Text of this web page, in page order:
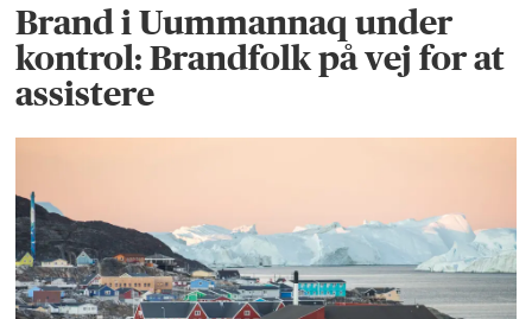
Brand i Uummannaq under
kontrol: Brandfolk på vej for at
assistere